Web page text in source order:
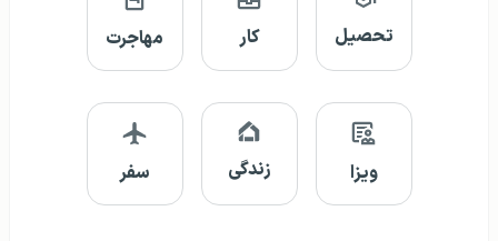
تحصیل کار مهاجرت
ویزا زندگی سفر